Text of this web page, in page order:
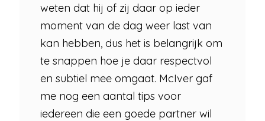
weten dat hij of zij daar op ieder
moment van de dag weer last van
kan hebben, dus het is belangrijk om
te snappen hoe je daar respectvol
en subtiel mee omgaat. McIver gaf
me nog een aantal tips voor
iedereen die een goede partner wil